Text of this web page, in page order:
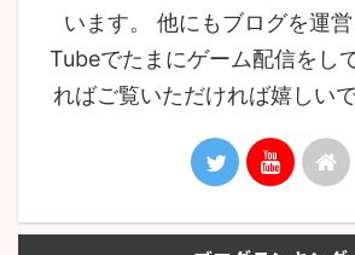
います。 他にもブログを運
Tubeでたまにゲーム配信をし
ればご覧いただければ嬉しい